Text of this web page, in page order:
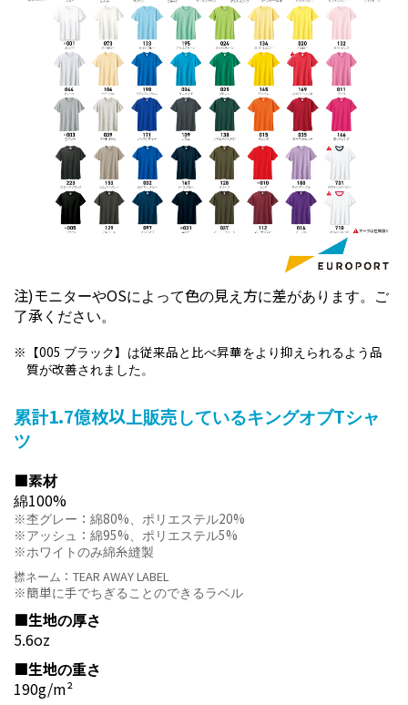
注)モニターやOSによって色の見え方に差があります。ご
了承ください。
【005 ブラック】は従来品と比べ昇華をより抑えられるよう品
質が改善されました。
累計1.7億枚以上販売しているキングオブTシャ
ツ
■素材
綿100%
杢グレー：綿80%、ポリエステル20%
アッシュ：綿95%、ポリエステル5%
ホワイトのみ綿糸縫製
襟ネーム：TEAR AWAY LABEL
簡単に手でちぎることのできるラベル
■生地の厚さ
5.6oz
■生地の重さ
190g/m²